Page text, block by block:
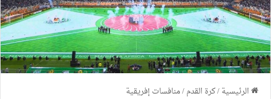
الرئيسية/كرة القدم/منافسات إفريقية